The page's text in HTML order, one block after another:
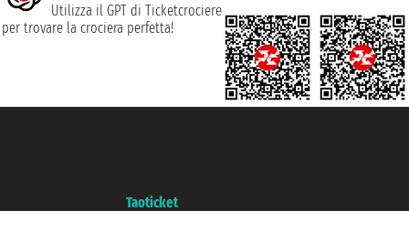
Utilizza il GPT di Ticketcrociere
per trovare la crociera perfetta!
Taoticket